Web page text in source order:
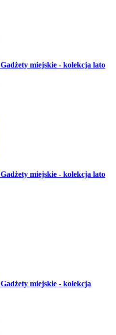
Gadżety miejskie - kolekcja lato
Gadżety miejskie - kolekcja lato
Gadżety miejskie - kolekcja